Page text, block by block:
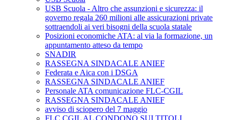
USB Scuola - Altro che assunzioni e sicurezza: il
governo regala 260 milioni alle assicurazioni private
sottraendoli ai veri bisogni della scuola statale
Posizioni economiche ATA: al via la formazione, un
appuntamento atteso da tempo
SNADIR
RASSEGNA SINDACALE ANIEF
Federata e Aica con i DSGA
RASSEGNA SINDACALE ANIEF
Personale ATA comunicazione FLC-CGIL
RASSEGNA SINDACALE ANIEF
avviso di sciopero del 7 maggio